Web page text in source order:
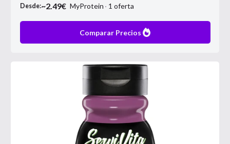
Desde:~2.49€ MyProtein 1 oferta
Comparar Precios